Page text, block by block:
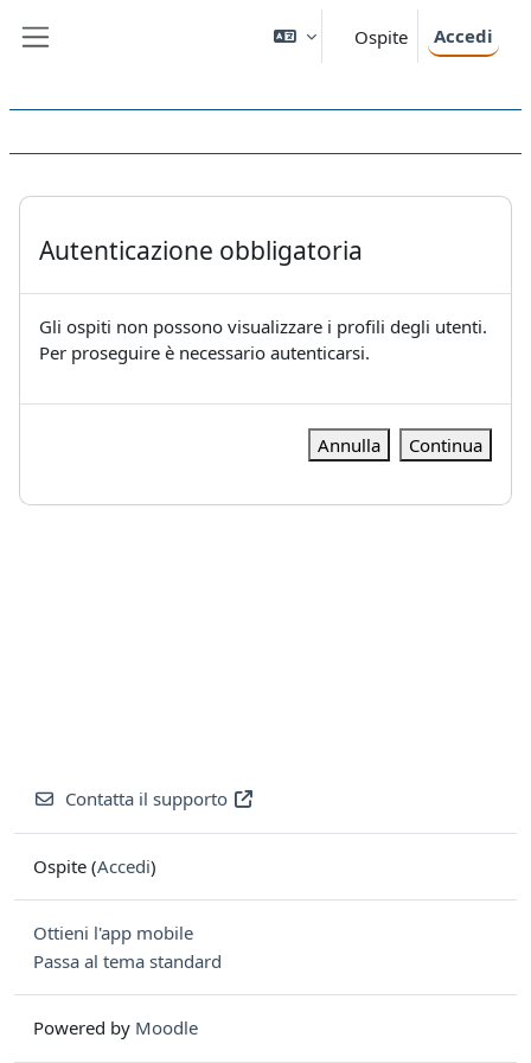
Ospite Accedi
Autenticazione obbligatoria
Gli ospiti non possono visualizzare i profili degli utenti.
Per proseguire è necessario autenticarsi.
Annulla Continua
Contatta il supporto
Ospite (Accedi)
Ottieni l'app mobile
Passa al tema standard
Powered by Moodle